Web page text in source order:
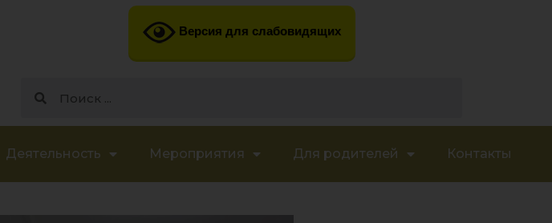
Версия для слабовидящих
Деятельность Мероприятия Для родителей Контакты